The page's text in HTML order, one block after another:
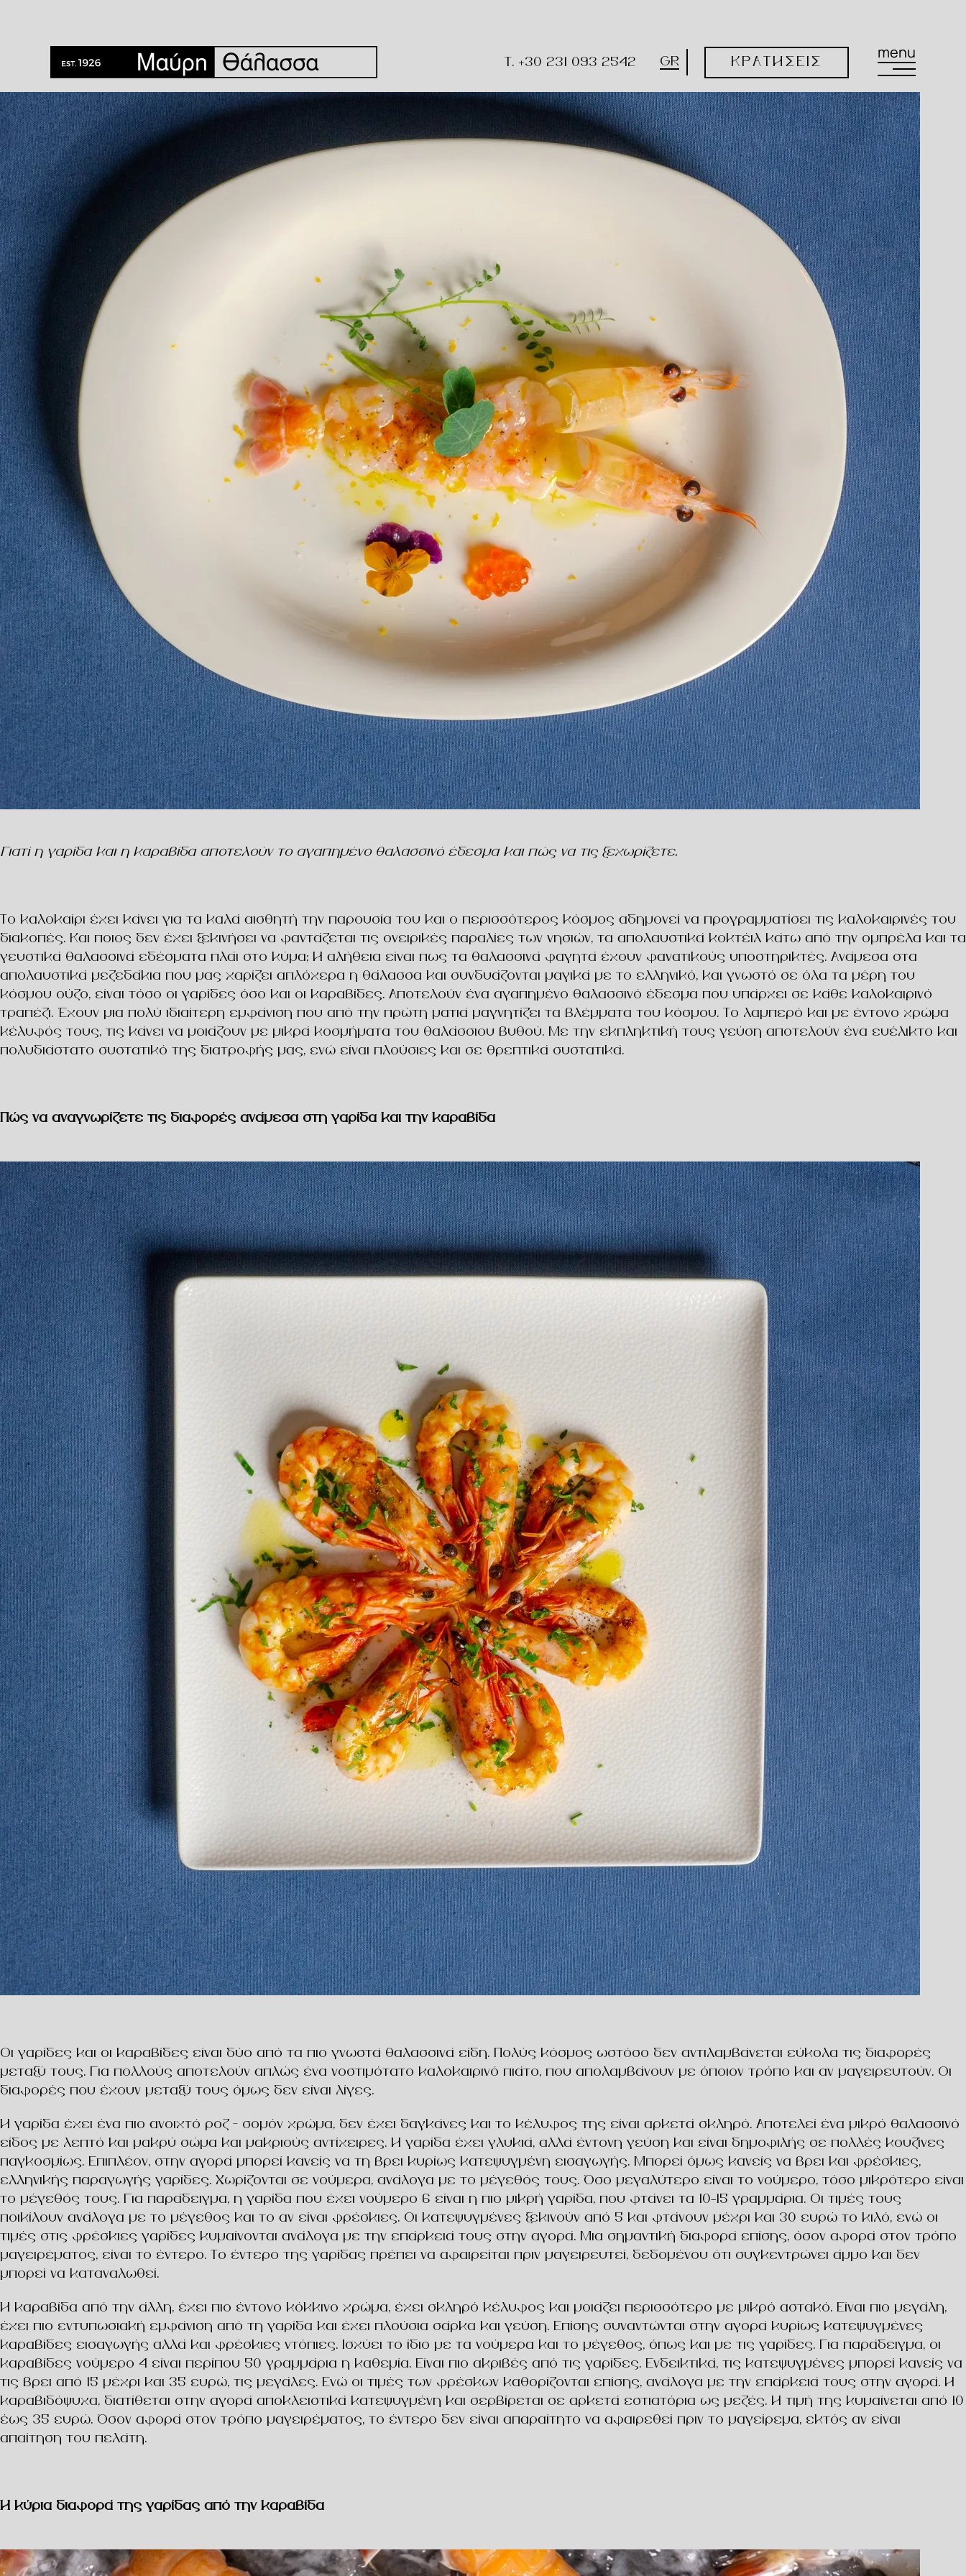
T. +30 231 093 2542 GR ΚΡΑΤΗΣΕΙΣ menu
Γιατί η γαρίδα και η καραβίδα αποτελούν το αγαπημένο θαλασσινό έδεσμα και πώς να τις ξεχωρίζετε.
Το καλοκαίρι έχει κάνει για τα καλά αισθητή την παρουσία του και ο περισσότερος κόσμος αδημονεί να προγραμματίσει τις καλοκαιρινές του
διακοπές. Και ποιος δεν έχει ξεκινήσει να φαντάζεται τις ονειρικές παραλίες των νησιών, τα απολαυστικά κοκτέιλ κάτω από την ομπρέλα και τα
γευστικά θαλασσινά εδέσματα πλάι στο κύμα; Η αλήθεια είναι πως τα θαλασσινά φαγητά έχουν φανατικούς υποστηρικτές. Ανάμεσα στα
απολαυστικά μεζεδάκια που μας χαρίζει απλόχερα η θάλασσα και συνδυάζονται μαγικά με το ελληνικό, και γνωστό σε όλα τα μέρη του
κόσμου ούζο, είναι τόσο οι γαρίδες όσο και οι καραβίδες. Αποτελούν ένα αγαπημένο θαλασσινό έδεσμα που υπάρχει σε κάθε καλοκαιρινό
τραπέζι. Έχουν μια πολύ ιδιαίτερη εμφάνιση που από την πρώτη ματιά μαγνητίζει τα βλέμματα του κόσμου. Το λαμπερό και με έντονο χρώμα
κέλυφός τους, τις κάνει να μοιάζουν με μικρά κοσμήματα του θαλάσσιου βυθού. Με την εκπληκτική τους γεύση αποτελούν ένα ευέλικτο και
πολυδιάστατο συστατικό της διατροφής μας, ενώ είναι πλούσιες και σε θρεπτικά συστατικά.
Πώς να αναγνωρίζετε τις διαφορές ανάμεσα στη γαρίδα και την καραβίδα
Οι γαρίδες και οι καραβίδες είναι δύο από τα πιο γνωστά θαλασσινά είδη. Πολύς κόσμος ωστόσο δεν αντιλαμβάνεται εύκολα τις διαφορές
μεταξύ τους. Για πολλούς αποτελούν απλώς ένα νοστιμότατο καλοκαιρινό πιάτο, που απολαμβάνουν με όποιον τρόπο και αν μαγειρευτούν. Οι
διαφορές που έχουν μεταξύ τους όμως δεν είναι λίγες.
Η γαρίδα έχει ένα πιο ανοιχτό ροζ – σoμόν χρώμα, δεν έχει δαγκάνες και το κέλυφος της είναι αρκετά σκληρό. Αποτελεί ένα μικρό θαλασσινό
είδος με λεπτό και μακρύ σώμα και μακριούς αντίχειρες. Η γαρίδα έχει γλυκιά, αλλά έντονη γεύση και είναι δημοφιλής σε πολλές κουζίνες
παγκοσμίως. Επιπλέον, στην αγορά μπορεί κανείς να τη βρει κυρίως κατεψυγμένη εισαγωγής. Μπορεί όμως κανείς να βρει και φρέσκιες,
ελληνικής παραγωγής γαρίδες. Χωρίζονται σε νούμερα, ανάλογα με το μέγεθός τους. Όσο μεγαλύτερο είναι το νούμερο, τόσο μικρότερο είναι
το μέγεθός τους. Για παράδειγμα, η γαρίδα που έχει νούμερο 6 είναι η πιο μικρή γαρίδα, που φτάνει τα 10-15 γραμμάρια. Οι τιμές τους
ποικίλουν ανάλογα με το μέγεθος και το αν είναι φρέσκιες. Οι κατεψυγμένες ξεκινούν από 5 και φτάνουν μέχρι και 30 ευρώ το κιλό, ενώ οι
τιμές στις φρέσκιες γαρίδες κυμαίνονται ανάλογα με την επάρκειά τους στην αγορά. Μια σημαντική διαφορά επίσης, όσον αφορά στον τρόπο
μαγειρέματος, είναι το έντερο. Το έντερο της γαρίδας πρέπει να αφαιρείται πριν μαγειρευτεί, δεδομένου ότι συγκεντρώνει άμμο και δεν
μπορεί να καταναλωθεί.
Η καραβίδα από την άλλη, έχει πιο έντονο κόκκινο χρώμα, έχει σκληρό κέλυφος και μοιάζει περισσότερο με μικρό αστακό. Είναι πιο μεγάλη,
έχει πιο εντυπωσιακή εμφάνιση από τη γαρίδα και έχει πλούσια σάρκα και γεύση. Επίσης συναντώνται στην αγορά κυρίως κατεψυγμένες
καραβίδες εισαγωγής αλλά και φρέσκιες ντόπιες. Ισχύει το ίδιο με τα νούμερα και το μέγεθος, όπως και με τις γαρίδες. Για παράδειγμα, οι
καραβίδες νούμερο 4 είναι περίπου 50 γραμμάρια η καθεμία. Είναι πιο ακριβές από τις γαρίδες. Ενδεικτικά, τις κατεψυγμένες μπορεί κανείς να
τις βρει από 15 μέχρι και 35 ευρώ, τις μεγάλες. Ενώ οι τιμές των φρέσκων καθορίζονται επίσης, ανάλογα με την επάρκειά τους στην αγορά. Η
καραβιδόψυχα, διατίθεται στην αγορά αποκλειστικά κατεψυγμένη και σερβίρεται σε αρκετά εστιατόρια ως μεζές. Η τιμή της κυμαίνεται από 10
έως 35 ευρώ. Όσον αφορά στον τρόπο μαγειρέματος, το έντερο δεν είναι απαραίτητο να αφαιρεθεί πριν το μαγείρεμα, εκτός αν είναι
απαίτηση του πελάτη.
Η κύρια διαφορά της γαρίδας από την καραβίδα